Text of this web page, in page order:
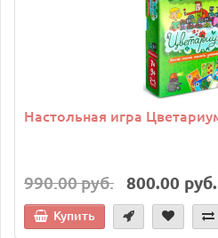
Настольная игра
990.00 руб. 800.00 руб.
Купить